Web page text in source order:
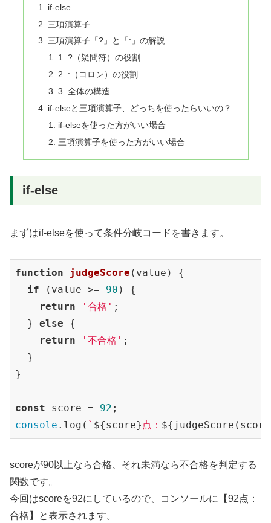
if-else
三項演算子
三項演算子「?」と「:」の解説
1. ?（疑問符）の役割
2. :（コロン）の役割
3. 全体の構造
if-elseと三項演算子、どっちを使ったらいいの？
if-elseを使った方がいい場合
三項演算子を使った方がいい場合
if-else
まずはif-elseを使って条件分岐コードを書きます。
function judgeScore ( value ) {
if (value >= 90 ) {
return
'合格' ;
  }
else {
return
'不合格' ;
  }
}
const score = 92
console .log( ` ${score} 点：
scoreが90以上なら合格、それ未満なら不合格を判定する
関数です。
今回はscoreを92にしているので、コンソールに【92点：
合格】と表示されます。